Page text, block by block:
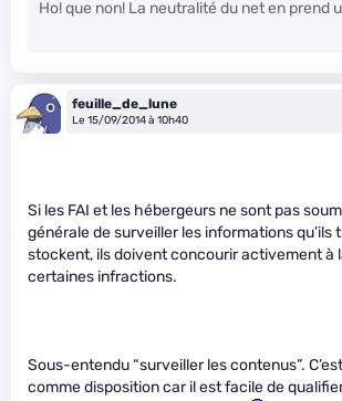
Ho! que non! La neutralité du net en prend
feuille_de_lune
Le 15/09/2014 à 10h40
Si les FAI et les hébergeurs ne sont pas
générale de surveiller les informations qu’ils
stockent, ils doivent concourir activement à
certaines infractions.
Sous-entendu “surveiller les contenus”.
comme disposition car il est facile de